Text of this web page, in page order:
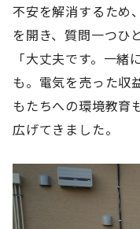
不安を解消するため
を開き、質問一つひ
「大丈夫です。一
も。電気を売った収
もたちへの環境教育
広げてきました。